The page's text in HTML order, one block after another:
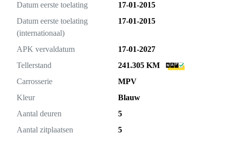
Datum eerste toelating
17-01-2015
Datum eerste toelating
(internationaal)
17-01-2015
APK vervaldatum
17-01-2027
Tellerstand
241.305 KM
Carrosserie
MPV
Kleur
Blauw
Aantal deuren
5
Aantal zitplaatsen
5